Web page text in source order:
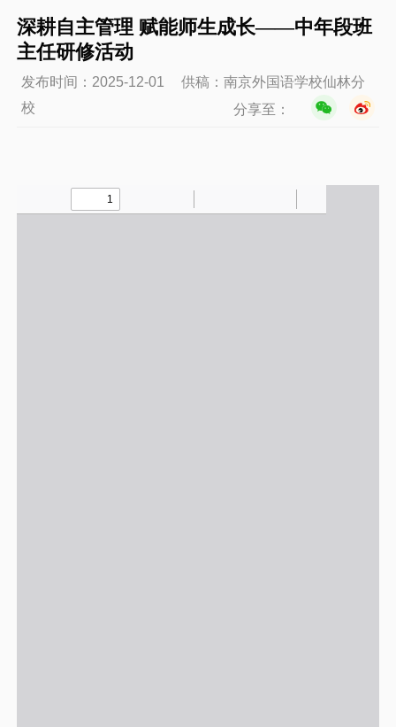
深耕自主管理 赋能师生成长——中年段班
主任研修活动
发布时间：2025-12-01
供稿：南京外国语学校仙林分
校
分享至：